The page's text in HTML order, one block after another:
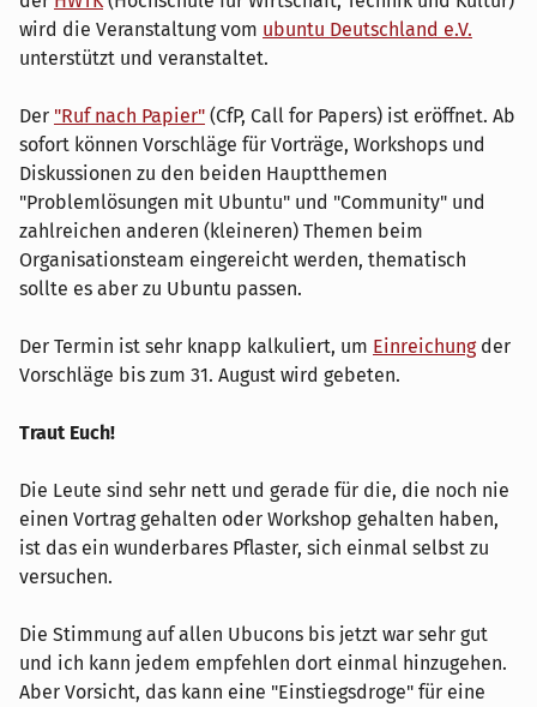
wird die Veranstaltung vom ubuntu Deutschland e.V.
unterstützt und veranstaltet.
Der "Ruf nach Papier" (CfP, Call for Papers) ist eröffnet. Ab
sofort können Vorschläge für Vorträge, Workshops und
Diskussionen zu den beiden Hauptthemen
"Problemlösungen mit Ubuntu" und "Community" und
zahlreichen anderen (kleineren) Themen beim
Organisationsteam eingereicht werden, thematisch
sollte es aber zu Ubuntu passen.
Der Termin ist sehr knapp kalkuliert, um Einreichungder
Vorschläge bis zum 31. August wird gebeten.
Traut Euch!
Die Leute sind sehr nett und gerade für die, die noch nie
einen Vortrag gehalten oder Workshop gehalten haben,
ist das ein wunderbares Pflaster, sich einmal selbst zu
versuchen.
Die Stimmung auf allen Ubucons bis jetzt war sehr gut
und ich kann jedem empfehlen dort einmal hinzugehen.
Aber Vorsicht, das kann eine "Einstiegsdroge" für eine